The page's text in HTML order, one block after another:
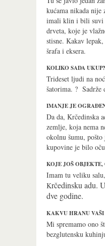
kućama nikada nije
imali klin i bili suvi
drveta, koje je
stisne. Kakav
šrafa i eksera.
KOLIKO SADA
Trideset ljudi na
šatorima. ? Sadrže
IMANJE JE
Da da, Krčedinska
zemlje, koja nema
okolnu šumu,
kupovine je bilo
KOJE JOŠ
Imam tu veliku
Krčedinsku adu.
dve godine.
KAKVU HRANU
Mi spremamo ono
bezglutensku